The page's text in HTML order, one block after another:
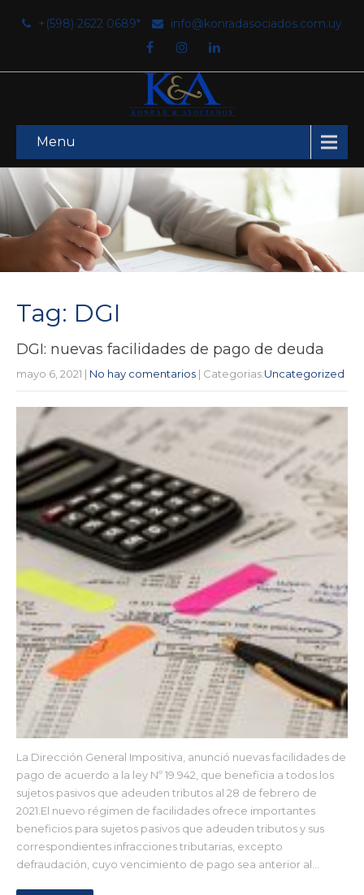
+(598) 2622 0689* info@konradasociados.com.uy
Menu
Tag: DGI
DGI: nuevas facilidades de pago de deuda
mayo 6, 2021 | No hay comentarios | Categorias:Uncategorized
La Dirección General Impositiva, anunció nuevas facilidades de
pago de acuerdo a la ley Nº 19.942, que beneficia a todos los
sujetos pasivos que adeuden tributos al 28 de febrero de
2021.El nuevo régimen de facilidades ofrece importantes
beneficios para sujetos pasivos que adeuden tributos y sus
correspondientes infracciones tributarias, excepto
defraudación, cuyo vencimiento de pago sea anterior al…